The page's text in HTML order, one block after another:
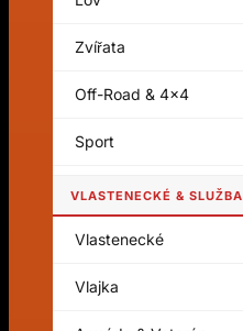
Zvířata
Off-Road & 4x4
Sport
VLASTENECKÉ & SLUŽBA
Vlastenecké
Vlajka